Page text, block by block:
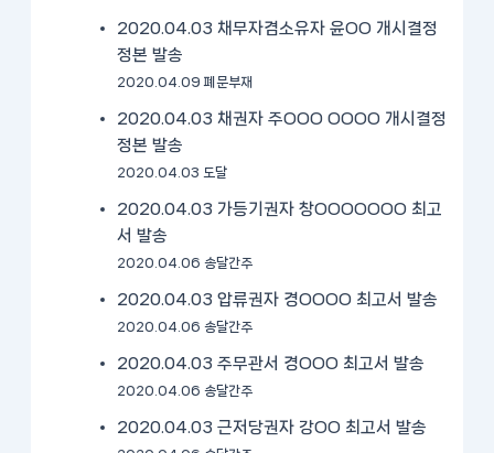
2020.04.03 채무자겸소유자 윤OO 개시결정
정본 발송
2020.04.09 폐문부재
2020.04.03 채권자 주OOO OOOO 개시결정
정본 발송
2020.04.03 도달
2020.04.03 가등기권자 창OOOOOOO 최고
서 발송
2020.04.06 송달간주
2020.04.03 압류권자 경OOOO 최고서 발송
2020.04.06 송달간주
2020.04.03 주무관서 경OOO 최고서 발송
2020.04.06 송달간주
2020.04.03 근저당권자 강OO 최고서 발송